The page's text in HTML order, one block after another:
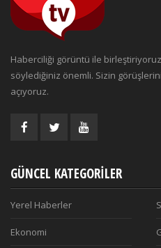
Haberciliği görüntü ile
söylediğiniz önemli. Sizin
açıyoruz.
GÜNCEL KATEGORILER
Yerel Haberler
Ekonomi